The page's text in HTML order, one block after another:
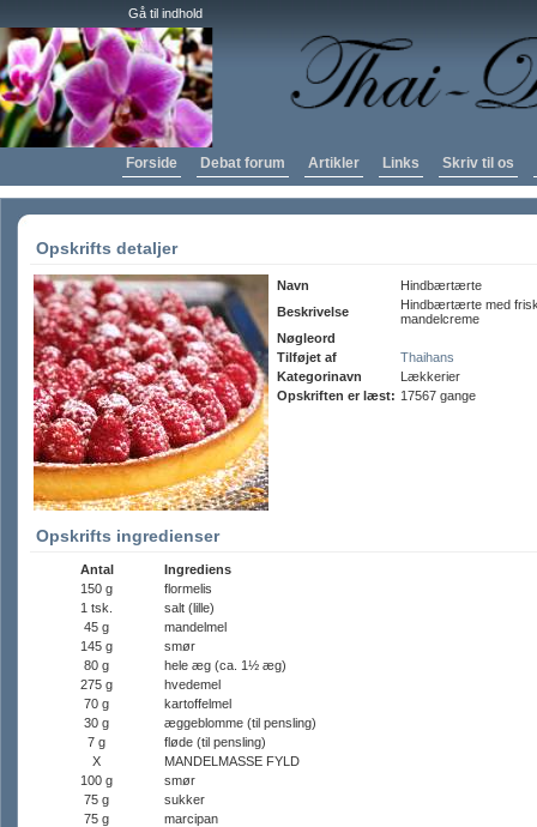
Gå til indhold
Forside Debat forum Artikler Links Skriv til os
Opskrifts detaljer
Navn
Hindbærtærte
Beskrivelse
Hindbærtærte med
mandelcreme
Nøgleord
Tilføjet af
Thaihans
Kategorinavn
Lækkerier
Opskriften er læst: 17567 gange
Opskrifts ingredienser
Antal
Ingrediens
150 g
flormelis
1 tsk.
salt (lille)
45 g
mandelmel
145 g
smør
80 g
hele æg (ca. 1½ æg)
275 g
hvedemel
70 g
kartoffelmel
30 g
æggeblomme (til pensling)
7 g
fløde (til pensling)
X
MANDELMASSE FYLD
100 g
smør
75 g
sukker
75 g
marcipan